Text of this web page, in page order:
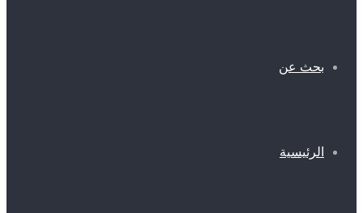
بحث عن
الرئيسية